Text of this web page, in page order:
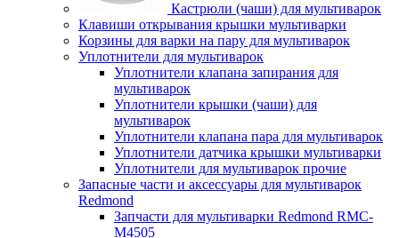
Кастрюли (чаши) для мультиварок
Клавиши открывания крышки мультиварки
Корзины для варки на пару для мультиварок
Уплотнители для мультиварок
Уплотнители клапана запирания для
мультиварок
Уплотнители крышки (чаши) для
мультиварок
Уплотнители клапана пара для мультиварок
Уплотнители датчика крышки мультиварки
Уплотнители для мультиварок прочие
Запасные части и аксессуары для мультиварок
Redmond
Запчасти для мультиварки Redmond RMC-
M4505